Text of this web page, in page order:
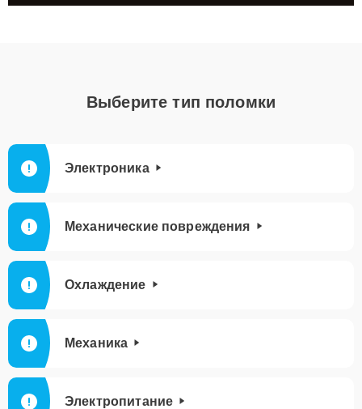
Выберите тип поломки
Электроника
Механические повреждения
Охлаждение
Механика
Электропитание